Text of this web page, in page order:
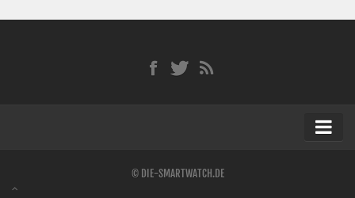
© DIE-SMARTWATCH.DE